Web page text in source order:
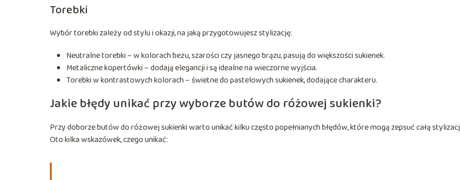
Torebki
Wybór torebki zależy od stylu i okazji, na jaką przygotowujesz stylizację:
Neutralne torebki – w kolorach beżu, szarości czy jasnego brązu, pasują do większości sukienek.
Metaliczne kopertówki – dodają elegancji i są idealne na wieczorne wyjścia.
Torebki w kontrastowych kolorach – świetne do pastelowych sukienek, dodające charakteru.
Jakie błędy unikać przy wyborze butów do różowej sukienki?
Przy doborze butów do różowej sukienki warto unikać kilku często popełnianych błędów, które mogą zepsuć całą
Oto kilka wskazówek, czego unikać: